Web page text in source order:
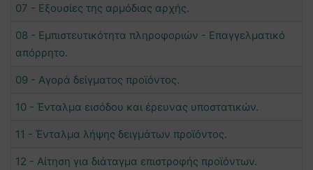
07 - Εξουσίες της αρμόδιας αρχής.
08 - Εμπιστευτικότητα πληροφοριών - Επαγγελματικό
απόρρητο.
09 - Αγορά δείγματος προϊόντος.
10 - Ένταλμα εισόδου και έρευνας υποστατικών.
11 - Ένταλμα λήψης δειγμάτων προϊόντος.
12 - Αίτηση για διάταγμα επιστροφής προϊόντων.